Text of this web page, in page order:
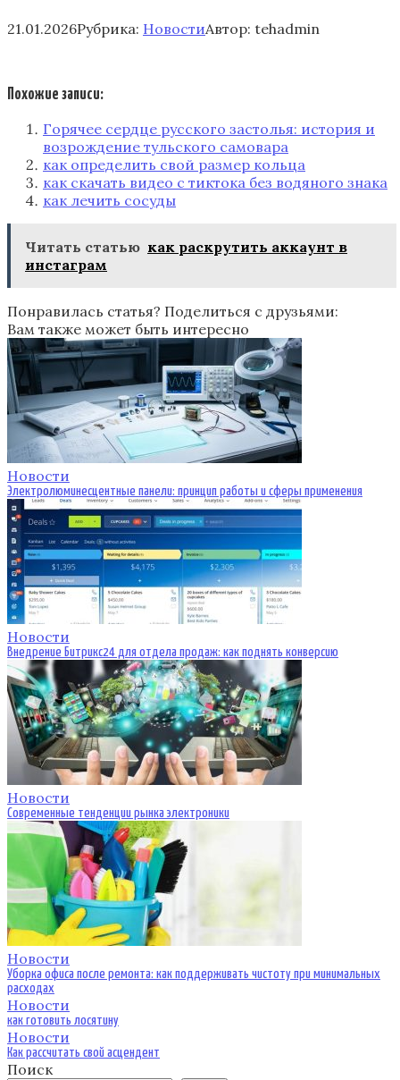
21.01.2026Рубрика: НовостиАвтор: tehadmin
Похожие записи:
Горячее сердце русского застолья: история и
возрождение тульского самовара
как определить свой размер кольца
как скачать видео с тиктока без водяного знака
как лечить сосуды
Читать статью как раскрутить аккаунт в
инстаграм
Понравилась статья? Поделиться с друзьями:
Вам также может быть интересно
Новости
Электролюминесцентные панели: принцип работы и сферы применения
Новости
Внедрение Битрикс24 для отдела продаж: как поднять конверсию
Новости
Современные тенденции рынка электроники
Новости
Уборка офиса после ремонта: как поддерживать чистоту при минимальных
расходах
Новости
как готовить лосятину
Новости
Как рассчитать свой асцендент
Поиск